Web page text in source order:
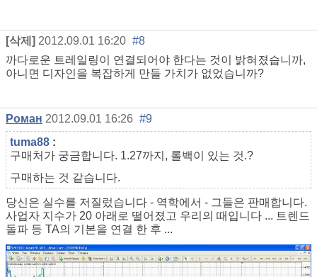
[삭제] 2012.09.01 16:20 #8
까다로운 트레일링이 연결되어야 한다는 것이 밝혀졌습니까,
아니면 디자인을 복잡하게 만들 가치가 없었습니까?
Роман 2012.09.01 16:26 #9
tuma88 :
구매처가 궁금합니다. 1.27까지, 롤백이 있는 것.?
구매하는 것 같습니다.
당신은 실수를 저질렀습니다 - 역학에서 - 그들은 판매합니다.
사업자 지수가 20 아래로 떨어졌고 우리의 때입니다 ... 트렌드
돌파 등 TA의 기본을 연결 한 후 ...